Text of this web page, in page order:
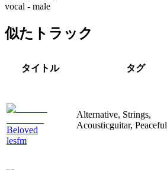
vocal - male
似たトラック
タイトル タグ
Beloved
lesfm
Alternative, Strings,
Acousticguitar, Peaceful